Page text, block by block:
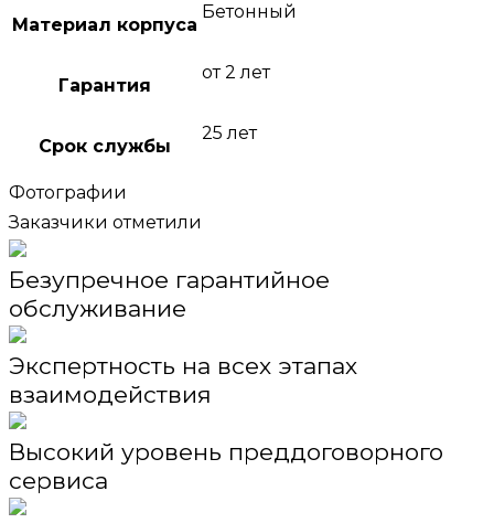
Материал корпуса
Бетонный
Гарантия
от 2 лет
Срок службы
25 лет
Фотографии
Заказчики отметили
Безупречное гарантийное
обслуживание
Экспертность на всех этапах
взаимодействия
Высокий уровень преддоговорного
сервиса